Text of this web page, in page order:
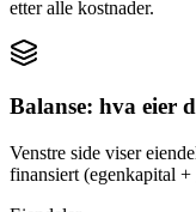
etter alle kostnader.
Balanse: hva eier
Venstre side viser
finansiert (egenkapital